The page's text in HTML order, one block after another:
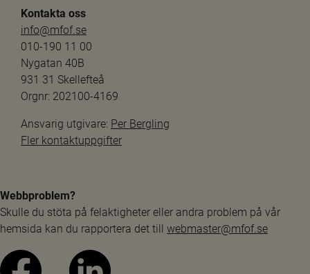
Kontakta oss
info@mfof.se
010-190 11 00
Nygatan 40B
931 31 Skellefteå
Orgnr: 202100-4169
Ansvarig utgivare: Per Bergling
Fler kontaktuppgifter
Webbproblem?
Skulle du stöta på felaktigheter eller andra problem på vår
hemsida kan du rapportera det till webmaster@mfof.se